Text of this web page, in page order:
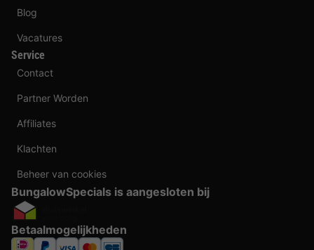
Blog
Vacatures
Service
Contact
Partner Worden
Affiliates
Klachten
Beheer van cookies
BungalowSpecials is aangesloten bij
Betaalmogelijkheden